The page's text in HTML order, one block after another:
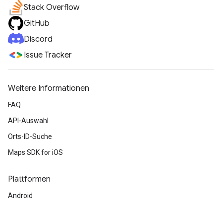
Stack Overflow
GitHub
Discord
Issue Tracker
Weitere Informationen
FAQ
API-Auswahl
Orts-ID-Suche
Maps SDK for iOS
Plattformen
Android